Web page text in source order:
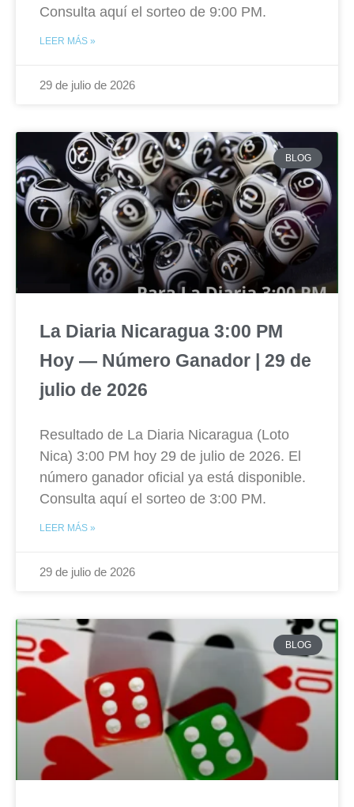
Consulta aquí el sorteo de 9:00 PM.
LEER MÁS »
29 de julio de 2026
BLOG
La Diaria Nicaragua 3:00 PM
Hoy — Número Ganador | 29 de
julio de 2026
Resultado de La Diaria Nicaragua (Loto
Nica) 3:00 PM hoy 29 de julio de 2026. El
número ganador oficial ya está disponible.
Consulta aquí el sorteo de 3:00 PM.
LEER MÁS »
29 de julio de 2026
BLOG